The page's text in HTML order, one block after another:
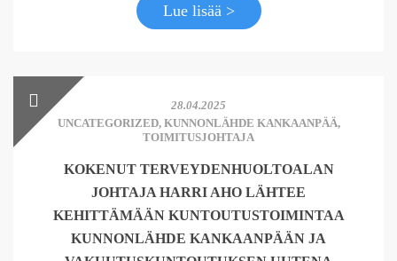
Lue lisää >
28.04.2025
UNCATEGORIZED, KUNNONLÄHDE KANKAANPÄÄ,
TOIMITUSJOHTAJA
KOKENUT TERVEYDENHUOLTOALAN
JOHTAJA HARRI AHO LÄHTEE
KEHITTÄMÄÄN KUNTOUTUSTOIMINTAA
KUNNONLÄHDE KANKAANPÄÄN JA